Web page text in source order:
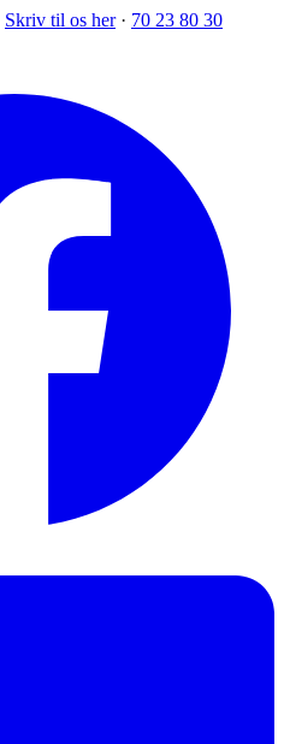
Skriv til os her · 70 23 80 30